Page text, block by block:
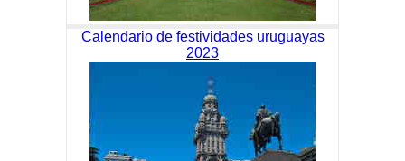
Calendario de festividades uruguayas
2023